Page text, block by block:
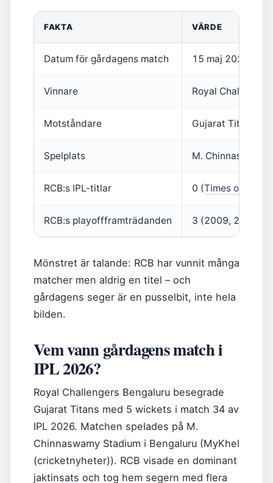
FAKTA VÄRDE
Datum för gårdagens match 15 maj 2026
Vinnare Royal
Motståndare Gujarat Titans
Spelplats M. Chinnaswamy
RCB:s IPL-titlar 0 (Times of India
RCB:s playoffframträdanden 3 (2009, 2010,
Mönstret är talande: RCB har vunnit många
matcher men aldrig en titel – och
gårdagens seger är en pusselbit, inte hela
bilden.
Vem vann gårdagens match i
IPL 2026?
Royal Challengers Bengaluru besegrade
Gujarat Titans med 5 wickets i match 34 av
IPL 2026. Matchen spelades på M.
Chinnaswamy Stadium i Bengaluru (MyKhel
(cricketnyheter)). RCB visade en dominant
jaktinsats och tog hem segern med flera